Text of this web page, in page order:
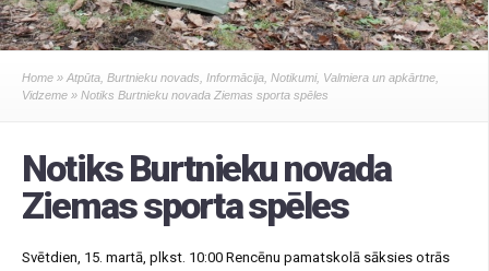
Home » Atpūta Burtnieku novads Informācija Notikumi, Valmiera un apkārtne
Vidzeme » Notiks Burtnieku novada Ziemas sporta spēles
Notiks Burtnieku novada
Ziemas sporta spēles
Svētdien, 15. martā, plkst. 10:00 Rencēnu pamatskolā sāksies otrās